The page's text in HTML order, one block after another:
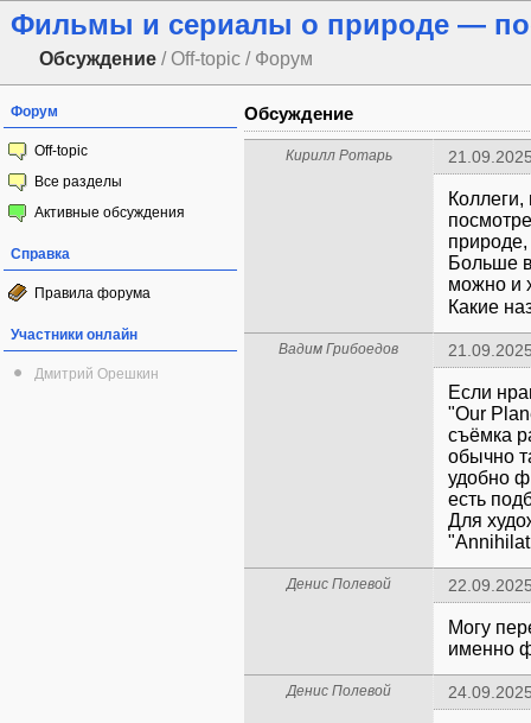
Фильмы и сериалы о природе —
Обсуждение / Off-topic / Форум
Форум
Off-topic
Все разделы
Активные обсуждения
Справка
Правила форума
Участники онлайн
Дмитрий Орешкин
Обсуждение
Кирилл Ротарь
природе,
Больше
можно и
Какие
Вадим Грибоедов
Если
"Our
съёмка
обычно
удобно
есть
Для
Денис Полевой
Могу
именно
Денис Полевой